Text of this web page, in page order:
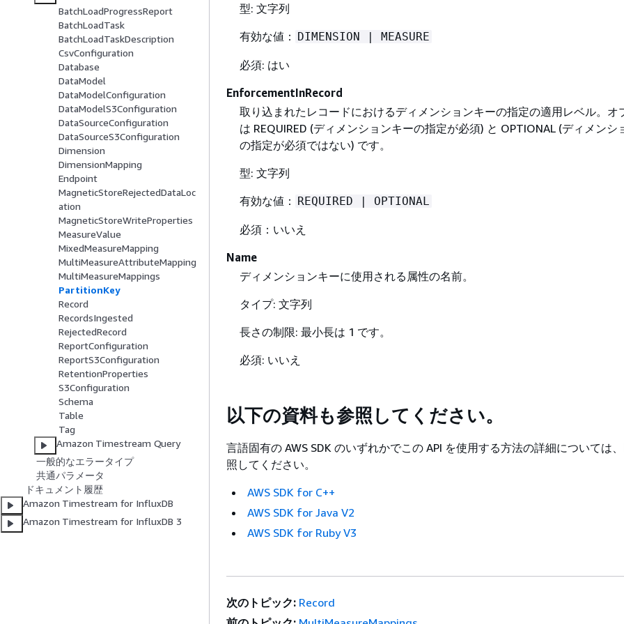
BatchLoadProgressReport
BatchLoadTask
BatchLoadTaskDescription
CsvConfiguration
Database
DataModel
DataModelConfiguration
DataModelS3Configuration
DataSourceConfiguration
DataSourceS3Configuration
Dimension
DimensionMapping
Endpoint
MagneticStoreRejectedDataLoc
ation
MagneticStoreWriteProperties
MeasureValue
MixedMeasureMapping
MultiMeasureAttributeMapping
MultiMeasureMappings
PartitionKey
Record
RecordsIngested
RejectedRecord
ReportConfiguration
ReportS3Configuration
RetentionProperties
S3Configuration
Schema
Table
Tag
Amazon Timestream Query
一般的なエラータイプ
共通パラメータ
ドキュメント履歴
Amazon Timestream for InfluxDB
Amazon Timestream for InfluxDB 3
型: 文字列
有効な値： DIMENSION | MEASURE
必須: はい
EnforcementInRecord
取り込まれたレコードにおけるディメンションキーの指定の適用レベル。オ
は REQUIRED (ディメンションキーの指定が必須) と OPTIONAL (ディメンシ
の指定が必須ではない) です。
型: 文字列
有効な値： REQUIRED | OPTIONAL
必須：いいえ
Name
ディメンションキーに使用される属性の名前。
タイプ: 文字列
長さの制限: 最小長は 1 です。
必須: いいえ
以下の資料も参照してください。
言語固有の AWS SDK のいずれかでこの API を使用する方法の詳細については
照してください。
AWS SDK for C++
AWS SDK for Java V2
AWS SDK for Ruby V3
次のトピック: Record